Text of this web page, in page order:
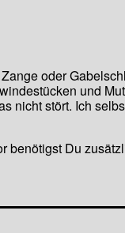
oder
und
nicht stört. Ich
benötigst Du